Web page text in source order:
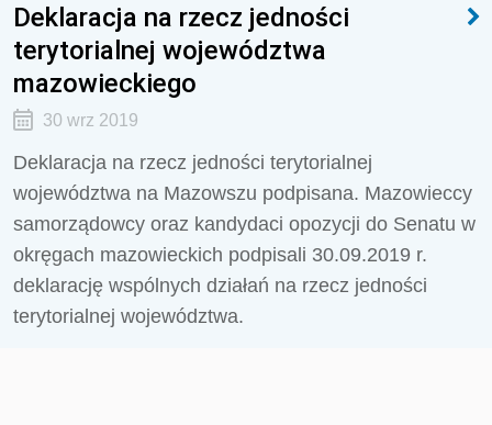
Deklaracja na rzecz jedności
terytorialnej województwa
mazowieckiego
30 wrz 2019
Deklaracja na rzecz jedności terytorialnej
województwa na Mazowszu podpisana. Mazowieccy
samorządowcy oraz kandydaci opozycji do Senatu w
okręgach mazowieckich podpisali 30.09.2019 r.
deklarację wspólnych działań na rzecz jedności
terytorialnej województwa.